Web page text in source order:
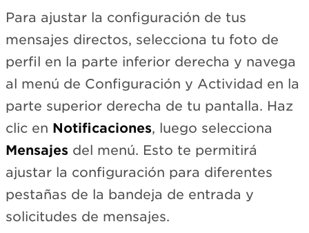
Para ajustar la configuración de tus
mensajes directos, selecciona tu foto de
perfil en la parte inferior derecha y navega
al menú de Configuración y Actividad en la
parte superior derecha de tu pantalla. Haz
clic en Notificaciones, luego selecciona
Mensajes del menú. Esto te permitirá
ajustar la configuración para diferentes
pestañas de la bandeja de entrada y
solicitudes de mensajes.